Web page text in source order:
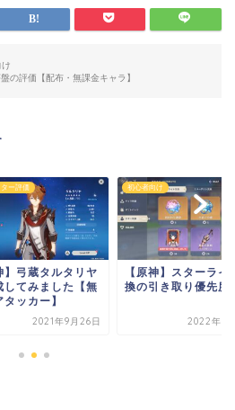
の評価【配布・無課金キャラ】
】スターライト交
き取り優先度
2022年1月30日
初心者向け
【原神】紀行武器は
どれがおすすめなの
2021年1